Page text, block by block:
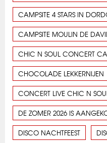
CAMPSITE 4 STARS IN
CAMPSITE MOULIN DE
CHIC N SOUL CONCERT
CHOCOLADE LEKKERNIJEN
CONCERT LIVE CHIC N SOUL
DE ZOMER 2026 IS
DISCO NACHTFEEST